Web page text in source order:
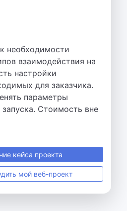
необходимости
взаимодействия на
настройки
для заказчика.
параметры
Стоимость вне
кейса проекта
мой веб-проект